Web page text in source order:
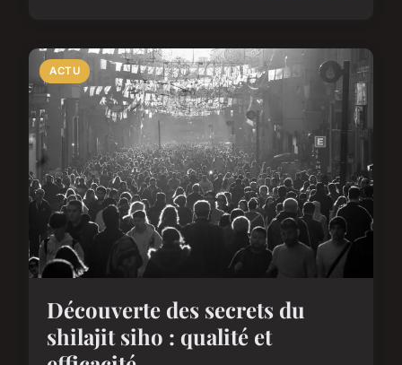
ACTU
Découverte des secrets du
shilajit siho : qualité et